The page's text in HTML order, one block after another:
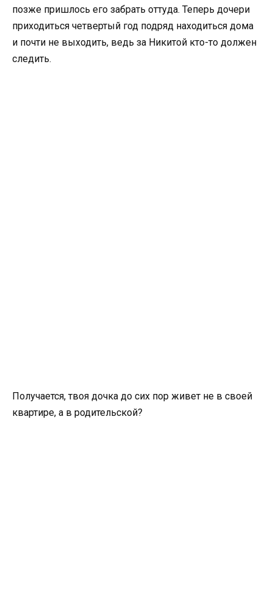
позже пришлось его забрать оттуда. Теперь дочери
приходиться четвертый год подряд находиться дома
и почти не выходить, ведь за Никитой кто-то должен
следить.
Получается, твоя дочка до сих пор живет не в своей
квартире, а в родительской?